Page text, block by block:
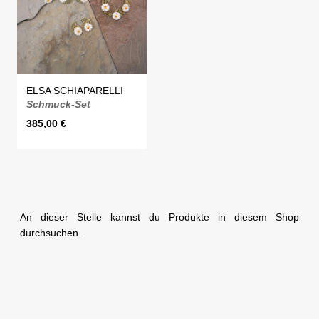
ELSA SCHIAPARELLI
Schmuck-Set
385,00 €
An dieser Stelle kannst du Produkte in diesem Shop
durchsuchen.